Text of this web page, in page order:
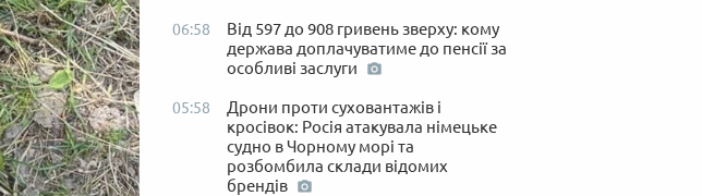
06:58
Від 597 до 908 гривень зверху: кому
держава доплачуватиме до пенсії за
особливі заслуги
05:58
Дрони проти суховантажів і
кросівок: Росія атакувала німецьке
судно в Чорному морі та
розбомбила склади відомих
брендів